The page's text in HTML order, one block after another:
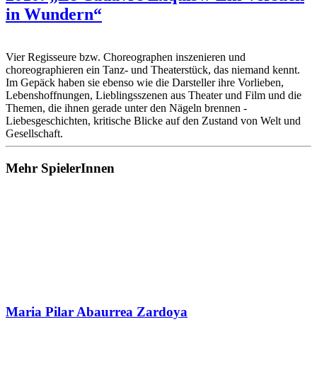
in Wundern“
Vier Regisseure bzw. Choreographen inszenieren und
choreographieren ein Tanz- und Theaterstück, das niemand kennt.
Im Gepäck haben sie ebenso wie die Darsteller ihre Vorlieben,
Lebenshoffnungen, Lieblingsszenen aus Theater und Film und die
Themen, die ihnen gerade unter den Nägeln brennen -
Liebesgeschichten, kritische Blicke auf den Zustand von Welt und
Gesellschaft.
Mehr SpielerInnen
Maria Pilar Abaurrea Zardoya